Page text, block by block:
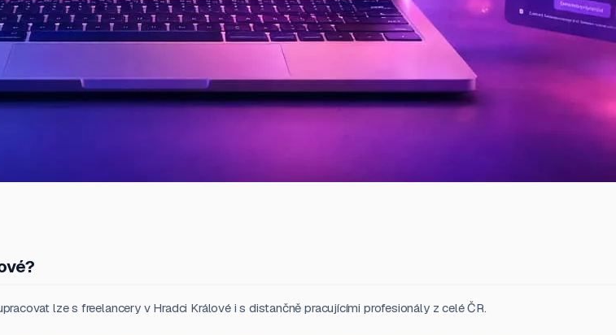
lze s freelancery v Hradci Králové i s distančně pracujícími profesionály z celé ČR.